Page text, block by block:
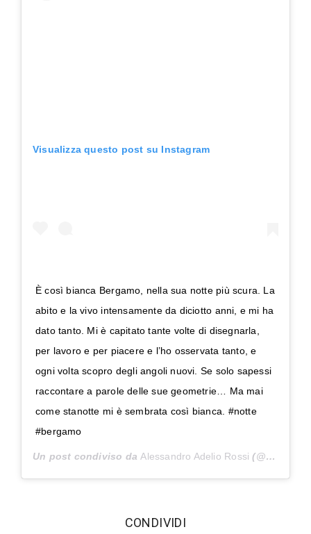
Visualizza questo post su Instagram
È così bianca Bergamo, nella sua notte più scura. La
abito e la vivo intensamente da diciotto anni, e mi ha
dato tanto. Mi è capitato tante volte di disegnarla,
per lavoro e per piacere e l’ho osservata tanto, e
ogni volta scopro degli angoli nuovi. Se solo sapessi
raccontare a parole delle sue geometrie… Ma mai
come stanotte mi è sembrata così bianca. #notte
#bergamo
Un post condiviso da Alessandro Adelio Rossi (@alessandroadeliorossi) in data:
‫CONDIVIDI